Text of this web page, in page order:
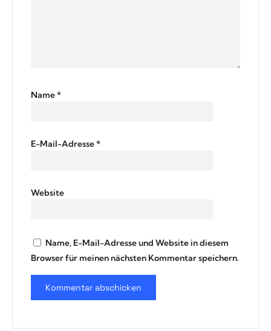
Name*
E-Mail-Adresse*
Website
Name, E-Mail-Adresse und Website in diesem
Browser für meinen nächsten Kommentar speichern.